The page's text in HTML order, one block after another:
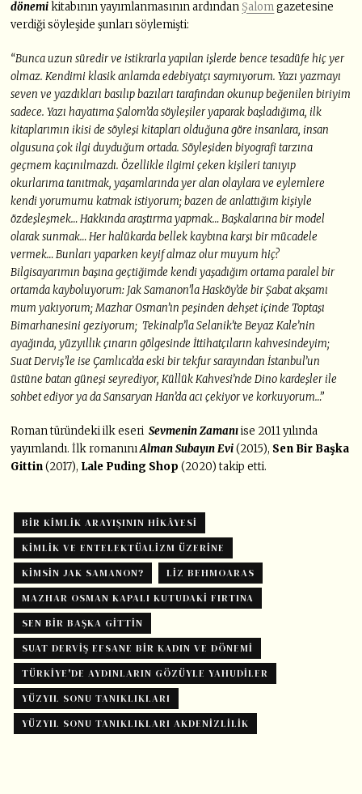
dönemi kitabının yayımlanmasının ardından Şalomgazetesine
verdiği söyleşide şunları söylemişti:
“Bunca uzun süredir ve istikrarla yapılan işlerde bence tesadüfe hiç yer
olmaz. Kendimi klasik anlamda edebiyatçı saymıyorum. Yazı yazmayı
seven ve yazdıkları basılıp bazıları tarafından okunup beğenilen biriyim
sadece. Yazı hayatıma Şalom’da söyleşiler yaparak başladığıma, ilk
kitaplarımın ikisi de söyleşi kitapları olduğuna göre insanlara, insan
olgusuna çok ilgi duyduğum ortada. Söyleşiden biyografi tarzına
geçmem kaçınılmazdı. Özellikle ilgimi çeken kişileri tanıyıp
okurlarıma tanıtmak, yaşamlarında yer alan olaylara ve eylemlere
kendi yorumumu katmak istiyorum; bazen de anlattığım kişiyle
özdeşleşmek… Hakkında araştırma yapmak… Başkalarına bir model
olarak sunmak… Her halükarda bellek kaybına karşı bir mücadele
vermek… Bunları yaparken keyif almaz olur muyum hiç?
Bilgisayarımın başına geçtiğimde kendi yaşadığım ortama paralel bir
ortamda kayboluyorum: Jak Samanon’la Hasköy’de bir Şabat akşamı
mum yakıyorum; Mazhar Osman’ın peşinden dehşet içinde Toptaşı
Bimarhanesini geziyorum; Tekinalp’la Selanik’te Beyaz Kale’nin
ayağında, yüzyıllık çınarın gölgesinde İttihatçıların kahvesindeyim;
Suat Derviş’le ise Çamlıca’da eski bir tekfur sarayından İstanbul’un
üstüne batan güneşi seyrediyor, Küllük Kahvesi’nde Dino kardeşler ile
sohbet ediyor ya da Sansaryan Han’da acı çekiyor ve korkuyorum…”
Roman türündeki ilk eseriSevmenin Zamanıise 2011 yılında
yayımlandı. İlk romanınıAlman Subayın Evi (2015), Sen Bir Başka
Gittin(2017), Lale Puding Shop (2020) takip etti.
BIR KIMLIK ARAYIŞININ HIKÂYESI
KIMLIK VE ENTELEKTÜALIZM ÜZERINE
KIMSIN JAK SAMANON?
LIZ BEHMOARAS
MAZHAR OSMAN KAPALI KUTUDAKI FIRTINA
SEN BIR BAŞKA GITTIN
SUAT DERVIŞ EFSANE BIR KADIN VE DÖNEMI
TÜRKIYE'DE AYDINLARIN GÖZÜYLE YAHUDILER
YÜZYIL SONU TANIKLIKLARI
YÜZYIL SONU TANIKLIKLARI AKDENIZLILIK